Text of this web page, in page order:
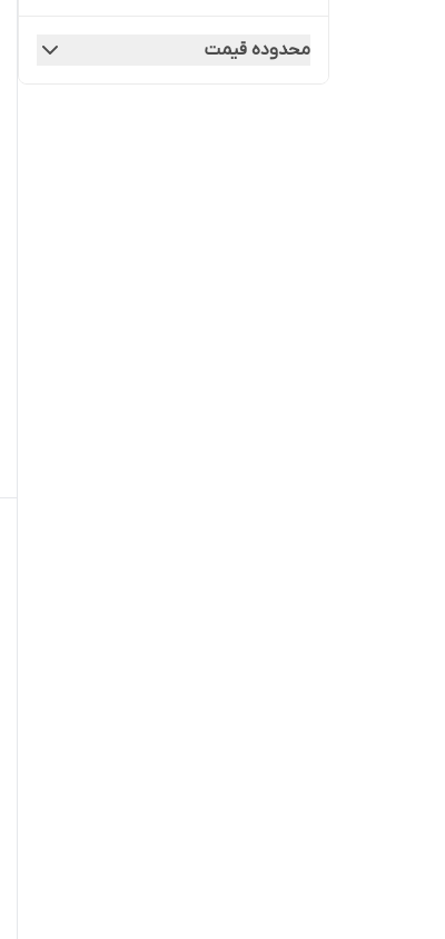
محدوده قیمت